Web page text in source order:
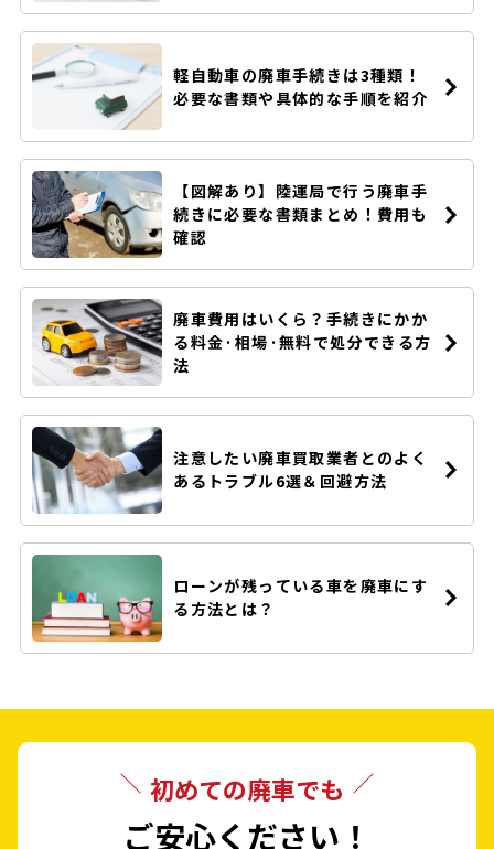
軽自動車の廃車手続きは3種類！
必要な書類や具体的な手順を紹介
【図解あり】陸運局で行う廃車手
続きに必要な書類まとめ！費用も
確認
廃車費用はいくら？手続きにかか
る料金·相場·無料で処分できる方
法
注意したい廃車買取業者とのよく
あるトラブル6選＆回避方法
ローンが残っている車を廃車にす
る方法とは？
初めての廃車でも
ご安心ください！